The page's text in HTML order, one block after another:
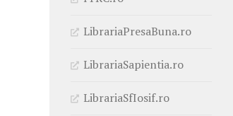
LibrariaPresaBuna.ro
LibrariaSapientia.ro
LibrariaSfIosif.ro